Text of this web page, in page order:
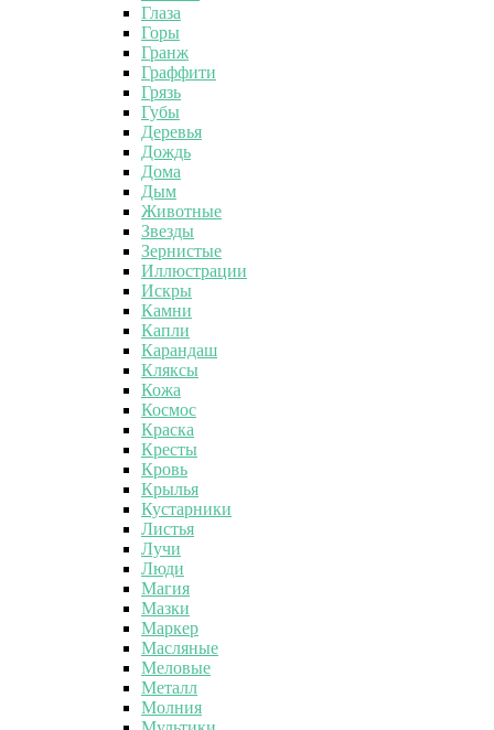
Глаза
Горы
Гранж
Граффити
Грязь
Губы
Деревья
Дождь
Дома
Дым
Животные
Звезды
Зернистые
Иллюстрации
Искры
Камни
Капли
Карандаш
Кляксы
Кожа
Космос
Краска
Кресты
Кровь
Крылья
Кустарники
Листья
Лучи
Люди
Магия
Мазки
Маркер
Масляные
Меловые
Металл
Молния